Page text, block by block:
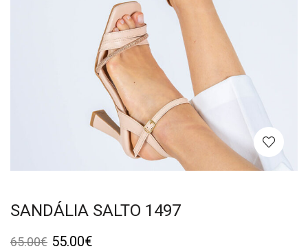
SANDÁLIA SALTO 1497
65.00€ 55.00€